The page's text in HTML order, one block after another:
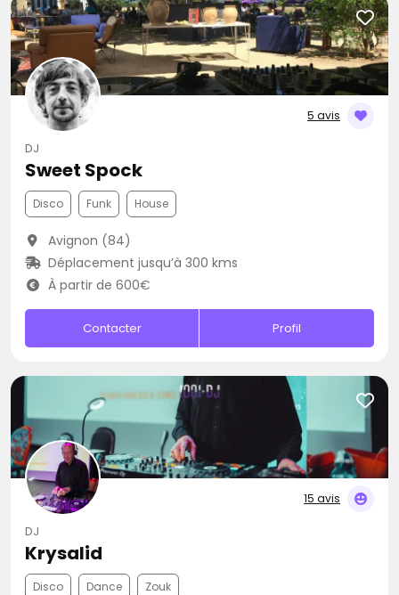
5 avis
DJ
Sweet Spock
Disco Funk House
Avignon (84)
Déplacement jusqu’à 300 kms
À partir de 600€
Contacter Profil
15 avis
DJ
Krysalid
Disco Dance Zouk